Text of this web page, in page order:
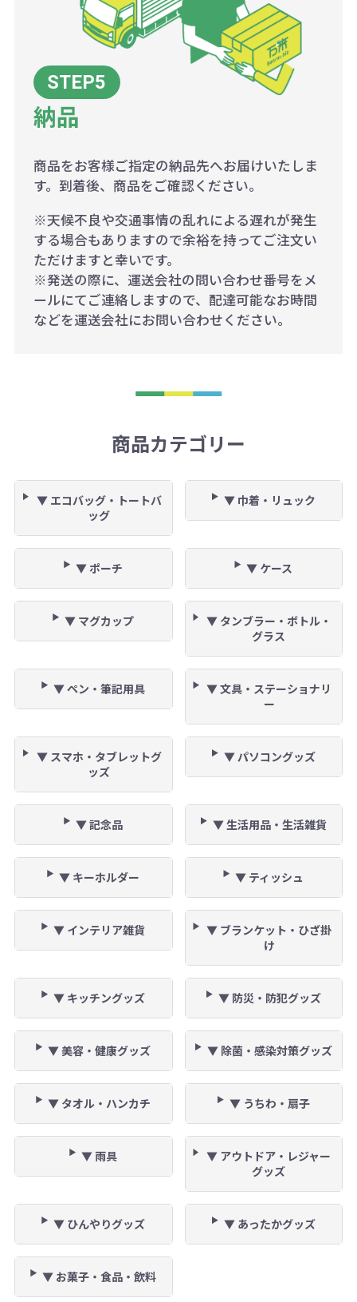
納品
商品をお客様ご指定の納品先へお届けいたしま
す。到着後、商品をご確認ください。
※天候不良や交通事情の乱れによる遅れが発生
する場合もありますので余裕を持ってご注文い
ただけますと幸いです。
※発送の際に、運送会社の問い合わせ番号をメ
ールにてご連絡しますので、配達可能なお時間
などを運送会社にお問い合わせください。
商品カテゴリー
▼ エコバッグ・トートバ
ッグ
▼ 巾着・リュック
▼ ポーチ ▼ ケース
▼ マグカップ
▼ タンブラー・ボトル・
グラス
▼ ペン・筆記用具
▼ 文具・ステーショナリ
ー
▼ スマホ・タブレットグ
ッズ
▼ パソコングッズ
▼ 記念品 ▼ 生活用品・生活雑貨
▼ キーホルダー ▼ ティッシュ
▼ インテリア雑貨
▼ ブランケット・ひざ掛
け
▼ キッチングッズ ▼ 防災・防犯グッズ
▼ 美容・健康グッズ ▼ 除菌・感染対策グッズ
▼ タオル・ハンカチ ▼ うちわ・扇子
▼ 雨具
▼ アウトドア・レジャー
グッズ
▼ ひんやりグッズ ▼ あったかグッズ
▼ お菓子・食品・飲料